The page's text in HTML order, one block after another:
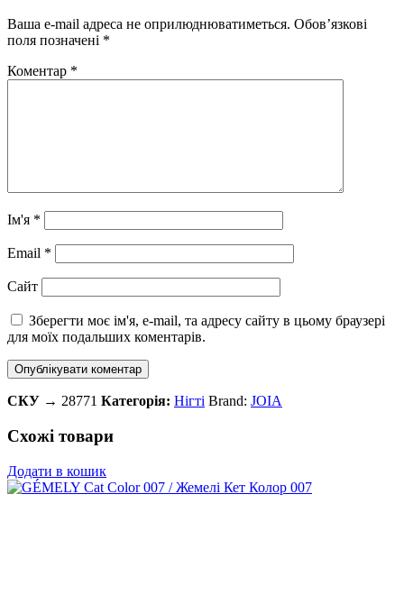
Ваша e-mail адреса не оприлюднюватиметься. Обов’язкові
поля позначені *
Коментар *
Ім'я *
Email *
Сайт
Зберегти моє ім'я, e-mail, та адресу сайту в цьому браузері
для моїх подальших коментарів.
СКУ → 28771 Категорія: Нігті Brand: JOIA
Схожі товари
Додати в кошик